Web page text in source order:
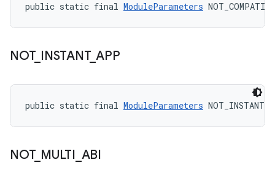
public static final ModuleParameters
NOT_ INSTANT_ APP
public static final ModuleParameters
NOT_ MULTI ABI